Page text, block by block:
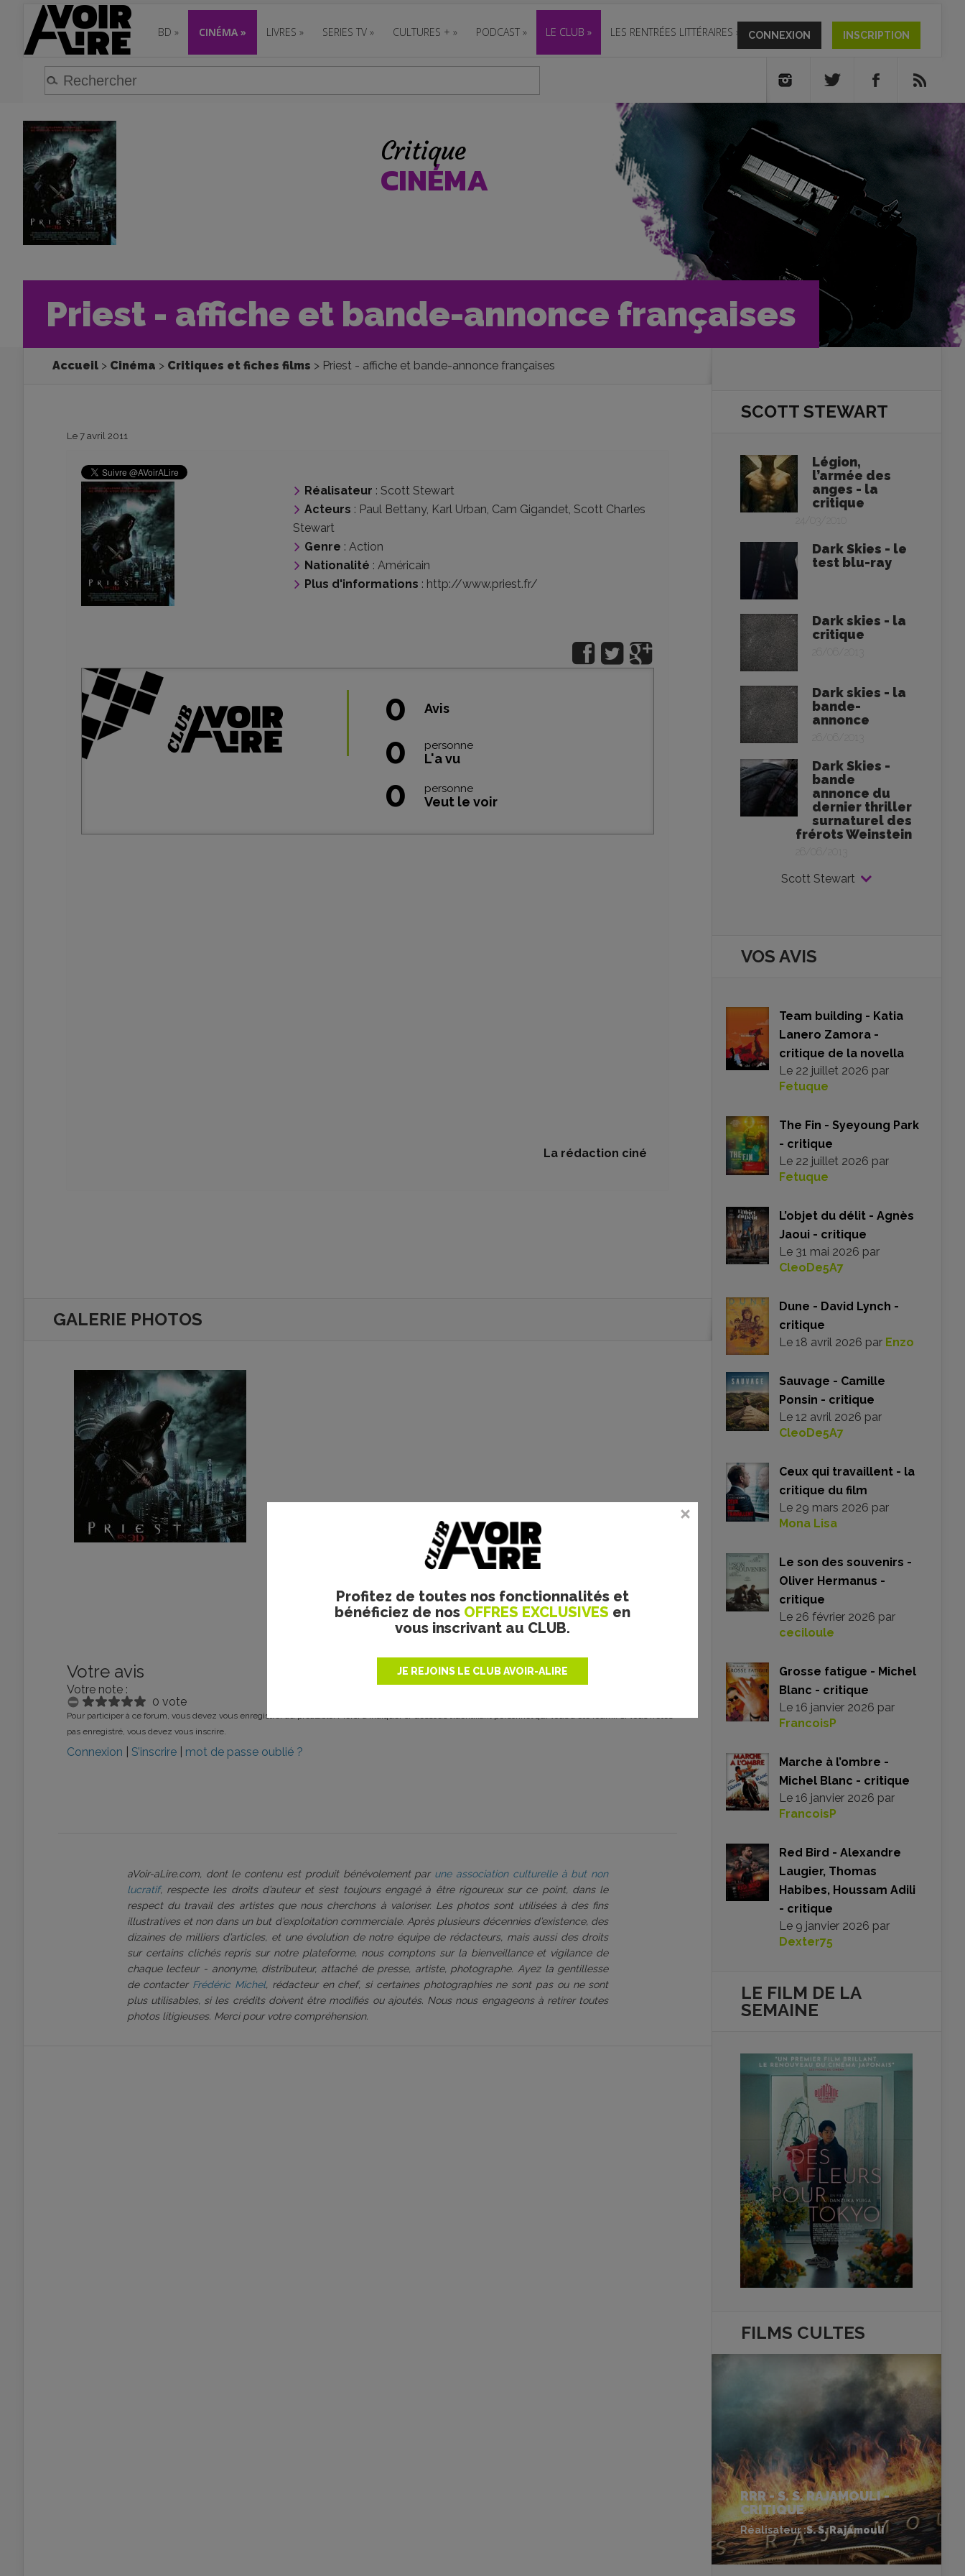
BD » CINÉMA » LIVRES » SERIES TV » CULTURES + » PODCAST » LE CLUB » LES RENTRÉES LITTÉRAIRES » CONNEXION INSCRIPTION
Profitez de toutes nos fonctionnalités et
bénéficiez de nos OFFRES EXCLUSIVES en
vous inscrivant au CLUB.
JE REJOINS LE CLUB AVOIR-ALIRE
Critique
CINÉMA
Priest - affiche et bande-annonce françaises
Accueil Cinéma Critiques et fiches films Priest - affiche et bande-annonce françaises
Le 7 avril 2011
Réalisateur : Scott Stewart
Acteurs : Paul Bettany, Karl Urban, Cam Gigandet, Scott Charles
Stewart
Genre : Action
Nationalité : Américain
Plus d'informations : http://www.priest.fr/
0 Avis
0 personne
L'a vu
0 personne
Veut le voir
La rédaction ciné
GALERIE PHOTOS
Votre avis
Votre note :
0 vote
Pour participer à ce forum, vous devez vous enregistrer au préalable. Merci d’indiquer ci-dessous l’identifiant personnel qui vous a été fourni. Si vous n’êtes
pas enregistré, vous devez vous inscrire.
Connexion S’inscrire mot de passe oublié ?
aVoir-aLire.com, dont le contenu est produit bénévolement par une association culturelle à but non
lucratif, respecte les droits d’auteur et s’est toujours engagé à être rigoureux sur ce point, dans le
respect du travail des artistes que nous cherchons à valoriser. Les photos sont utilisées à des fins
illustratives et non dans un but d’exploitation commerciale. Après plusieurs décennies d’existence, des
dizaines de milliers d’articles, et une évolution de notre équipe de rédacteurs, mais aussi des droits
sur certains clichés repris sur notre plateforme, nous comptons sur la bienveillance et vigilance de
chaque lecteur - anonyme, distributeur, attaché de presse, artiste, photographe. Ayez la gentillesse
de contacter Frédéric Michel, rédacteur en chef, si certaines photographies ne sont pas ou ne sont
plus utilisables, si les crédits doivent être modifiés ou ajoutés. Nous nous engageons à retirer toutes
photos litigieuses. Merci pour votre compréhension.
SCOTT STEWART
Légion,
l’armée des
anges - la
critique
24/03/2010
Dark Skies - le
test blu-ray
Dark skies - la
critique
Dark skies - la
bande-
annonce
Dark Skies -
bande
annonce du
dernier thriller
surnaturel des
frérots Weinstein
Scott Stewart
VOS AVIS
Team building - Katia
Lanero Zamora -
critique de la novella
Le 22 juillet 2026 par
Fetuque
The Fin - Syeyoung Park
- critique
Le 22 juillet 2026 par
Fetuque
L’objet du délit - Agnès
Jaoui - critique
Le 31 mai 2026 par
CleoDe5A7
Dune - David Lynch -
critique
Le 18 avril 2026 par Enzo
Sauvage - Camille
Ponsin - critique
Le 12 avril 2026 par
CleoDe5A7
Ceux qui travaillent - la
critique du film
Le 29 mars 2026 par
Mona Lisa
Le son des souvenirs -
Oliver Hermanus -
critique
Le 26 février 2026 par
ceciloule
Grosse fatigue - Michel
Blanc - critique
Le 16 janvier 2026 par
FrancoisP
Marche à l’ombre -
Michel Blanc - critique
Le 16 janvier 2026 par
FrancoisP
Red Bird - Alexandre
Laugier, Thomas
Habibes, Houssam Adili
- critique
Le 9 janvier 2026 par
Dexter75
LE FILM DE LA
SEMAINE
FILMS CULTES
RRR - S. S. RAJAMOULI -
CRITIQUE
Réalisateur :S. S. Rajamouli